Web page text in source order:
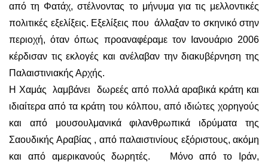
από τη Φατάχ, στέλνοντας το μήνυμα για τις μελλοντικές
πολιτικές εξελίξεις. Εξελίξεις που άλλαξαν το σκηνικό στην
περιοχή, όταν όπως προαναφέραμε τον Ιανουάριο 2006
κέρδισαν τις εκλογές και ανέλαβαν την διακυβέρνηση της
Παλαιστινιακής Αρχής.
Η Χαμάς λαμβάνει δωρεές από πολλά αραβικά κράτη και
ιδιαίτερα από τα κράτη του κόλπου, από ιδιώτες χορηγούς
και από μουσουλμανικά φιλανθρωπικά ιδρύματα της
Σαουδικής Αραβίας , από παλαιστινίους εξόριστους, ακόμη
και από αμερικανούς δωρητές. Μόνο από το Ιράν,